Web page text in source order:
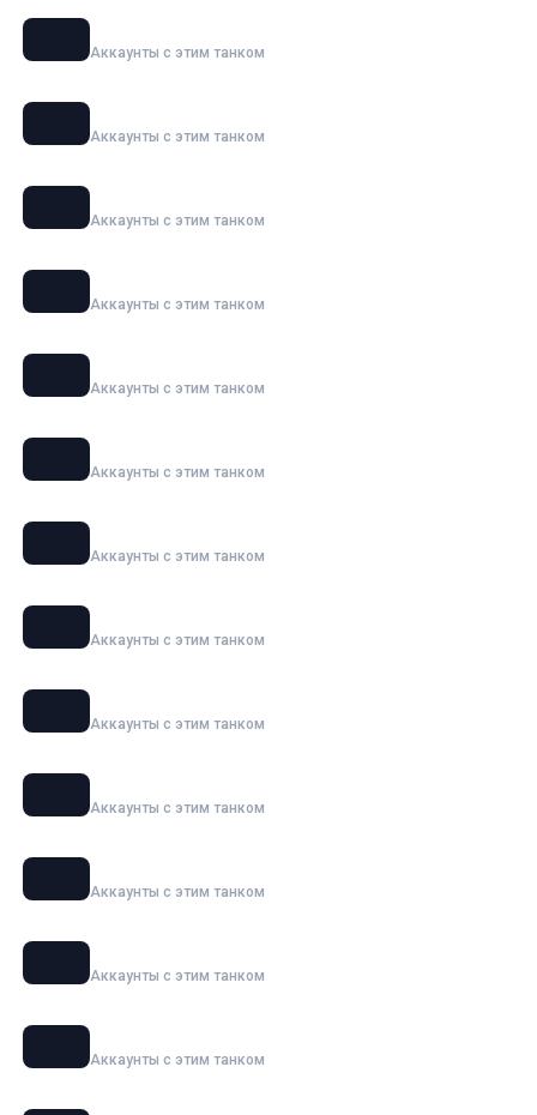
Аккаунты с этим танком
Аккаунты с этим танком
Аккаунты с этим танком
Аккаунты с этим танком
Аккаунты с этим танком
Аккаунты с этим танком
Аккаунты с этим танком
Аккаунты с этим танком
Аккаунты с этим танком
Аккаунты с этим танком
Аккаунты с этим танком
Аккаунты с этим танком
Аккаунты с этим танком